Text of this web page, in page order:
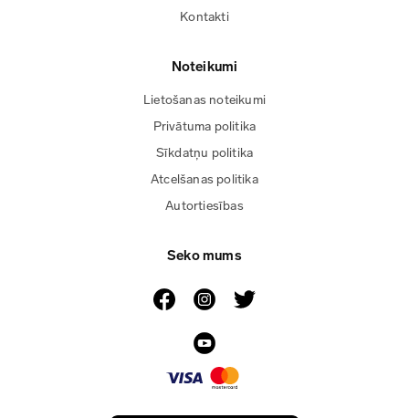
Kontakti
Noteikumi
Lietošanas noteikumi
Privātuma politika
Sīkdatņu politika
Atcelšanas politika
Autortiesības
Seko mums